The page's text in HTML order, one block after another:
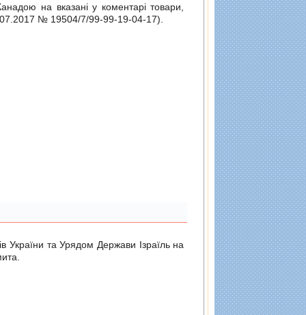
на вказані у коментарі товари,
№ 19504/7/99-99-19-04-17).
України та Урядом Держави Ізраїль на